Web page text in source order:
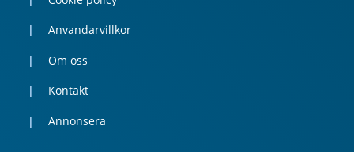
Anvandarvillkor
Om oss
Kontakt
Annonsera